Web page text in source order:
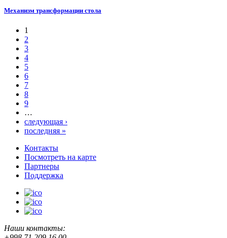
Механизм трансформации стола
Страницы
1
2
3
4
5
6
7
8
9
…
следующая ›
последняя »
Контакты
Посмотреть на карте
Партнеры
Поддержка
Наши контакты: